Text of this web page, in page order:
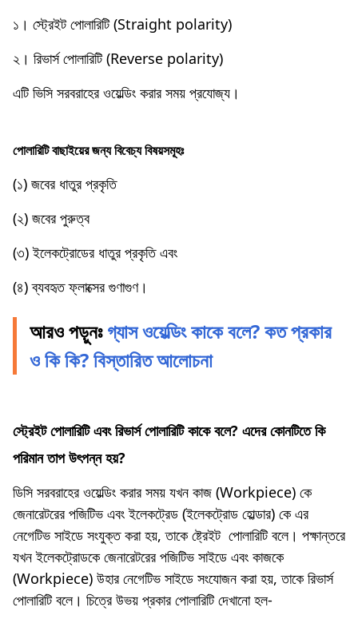
১। স্ট্রেইট পােলারিটি (Straight polarity)
২। রিভার্স পােলারিটি (Reverse polarity)
এটি ভিসি সরবরাহের ওয়েল্ডিং করার সময় প্রযােজ্য।
পােলারিটি বাছাইয়ের জন্য বিবেচ্য বিষয়সমূহঃ
(১) জবের ধাতুর প্রকৃতি
(২) জবের পুরুত্ব
(৩) ইলেকট্রোডের ধাতুর প্রকৃতি এবং
(৪) ব্যবহৃত ফ্লাক্সের গুণাগুণ।
আরও পড়ুনঃগ্যাস ওয়েল্ডিং কাকে বলে? কত প্রকার
ও কি কি? বিস্তারিত আলোচনা
স্ট্রেইট পােলারিটি এবং রিভার্স পােলারিটি কাকে বলে? এদের কোনটিতে কি
পরিমান তাপ উৎপন্ন হয়?
ডিসি সরবরাহের ওয়েল্ডিং করার সময় যখন কাজ (Workpiece) কে
জেনারেটরের পজিটিভ এবং ইলেকট্রেড (ইলেকট্রোড হােল্ডার) কে এর
নেগেটিভ সাইডে সংযুক্ত করা হয়, তাকে ষ্ট্রেইট পােলারিটি বলে। পক্ষান্তরে
যখন ইলেকট্রোডকে জেনারেটরের পজিটিভ সাইডে এবং কাজকে
(Workpiece) উহার নেগেটিভ সাইডে সংযোজন করা হয়, তাকে রিভার্স
পােলারিটি বলে। চিত্রে উভয় প্রকার পোলারিটি দেখানাে হল-